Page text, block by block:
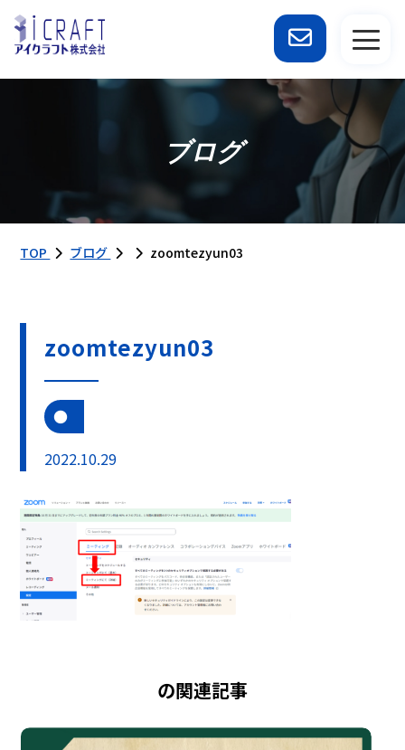
ブログ
TOP ブログ zoomtezyun03
zoomtezyun03
2022.10.29
の関連記事